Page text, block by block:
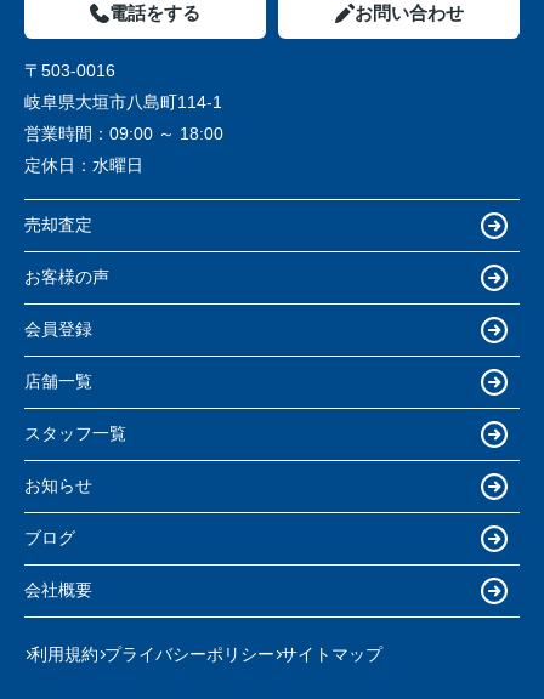
電話をする お問い合わせ
〒503-0016
岐阜県大垣市八島町114-1
営業時間： 09:00 ～ 18:00
定休日： 水曜日
売却査定
お客様の声
会員登録
店舗一覧
スタッフ一覧
お知らせ
ブログ
会社概要
利用規約 プライバシーポリシー サイトマップ